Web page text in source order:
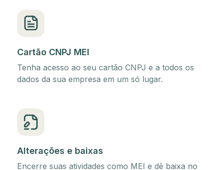
Cartão CNPJ MEI
Tenha acesso ao seu cartão CNPJ e a todos os
dados da sua empresa em um só lugar.
Alterações e baixas
Encerre suas atividades como MEI e dê baixa no